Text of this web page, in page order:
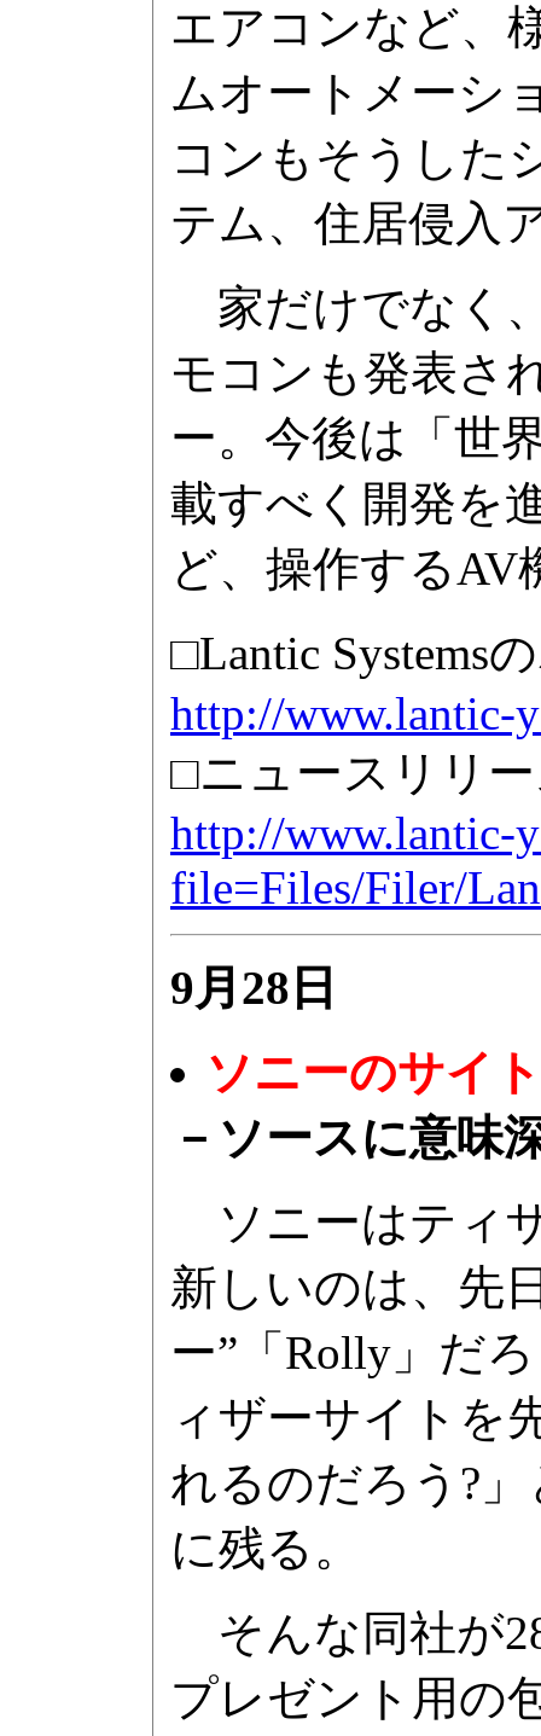
エアコンなど、
ムオートメーシ
コンもそうした
テム、住居侵入
家だけでなく
モコンも発表さ
ー。今後は「世
載すべく開発を
ど、操作する
□Lantic Systems
http://www.lantic-
□ニュースリリ
http://www.lantic-
file=Files/Filer/
9月28日
ソニーのサイ
－ソースに意味
ソニーはティ
新しいのは、先
ー”「Rolly」だ
ィザーサイトを
れるのだろう?
に残る。
そんな同社が
プレゼント用の